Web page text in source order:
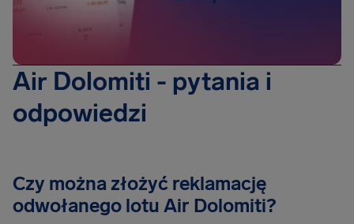
Air Dolomiti - pytania i
odpowiedzi
Czy można złożyć reklamację
odwołanego lotu Air Dolomiti?